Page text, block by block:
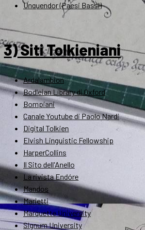
Unquendor (Paesi Bassi)
3) Siti Tolkieniani
Ardalambion
Bodleian Library di Oxford
Bompiani
Canale Youtube di Paolo Nardi
Digital Tolkien
Elvish Linguistic Fellowship
HarperCollins
Il Sito dell'Anello
La rivista Endóre
Mandos
Marietti
Marquette University
Signum University